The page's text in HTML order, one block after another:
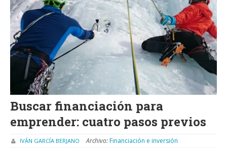
Buscar financiación para
emprender: cuatro pasos previos
IVÁN GARCÍA BERJANO Archivo:Financiación e inversión